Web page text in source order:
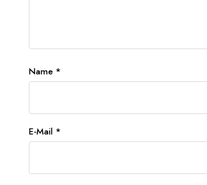
Name *
E-Mail *